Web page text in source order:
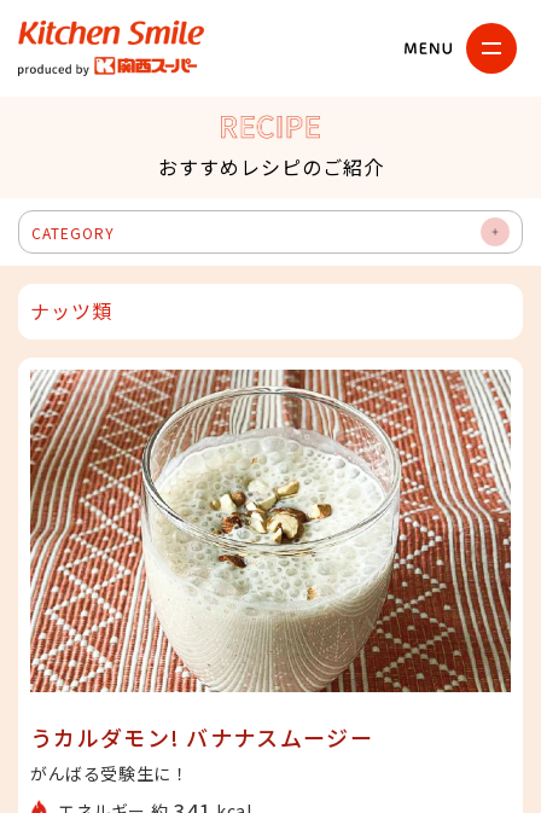
キッチンスマイル
おすすめレシピのご紹介
CATEGORY
OP
EN
ナッツ類
うカルダモン! バナナスムージー
がんばる受験生に！